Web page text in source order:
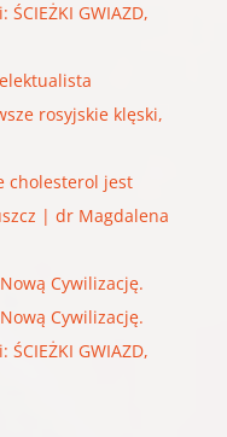
GWIAZD,
rosyjskie klęski,
cholesterol jest
| dr Magdalena
Cywilizację.
Cywilizację.
GWIAZD,